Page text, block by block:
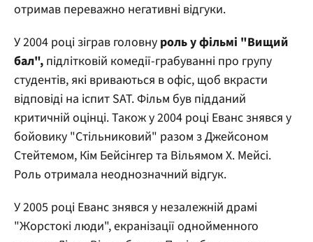
отримав переважно негативні відгуки.
У 2004 році зіграв головну роль у фільмі "Вищий
бал", підлітковій комедії-грабуванні про групу
студентів, які вриваються в офіс, щоб вкрасти
відповіді на іспит SAT. Фільм був підданий
критичній оцінці. Також у 2004 році Еванс знявся у
бойовику "Стільниковий" разом з Джейсоном
Стейтемом, Кім Бейсінгер та Вільямом Х. Мейсі.
Роль отримала неоднозначний відгук.
У 2005 році Еванс знявся у незалежній драмі
"Жорстокі люди", екранізації однойменного